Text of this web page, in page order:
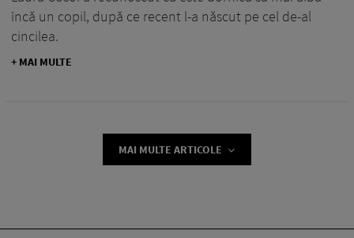
încă un copil, după ce recent l-a născut pe cel de-al
cincilea.
+ MAI MULTE
MAI MULTE ARTICOLE